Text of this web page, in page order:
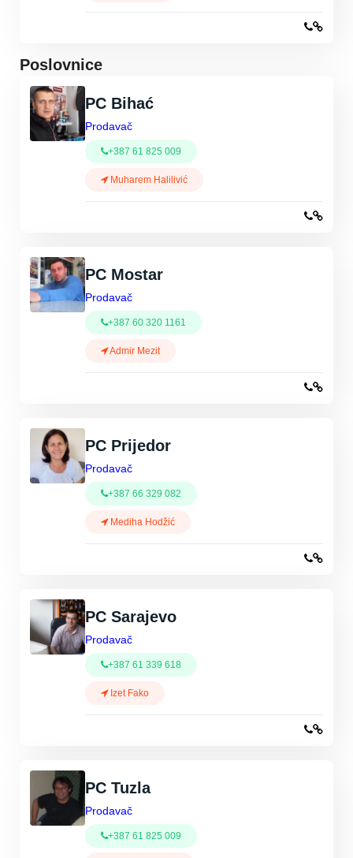
Poslovnice
PC Bihać
Prodavač
+387 61 825 009
Muharem Halilivić
PC Mostar
Prodavač
+387 60 320 1161
Admir Mezit
PC Prijedor
Prodavač
+387 66 329 082
Mediha Hodžić
PC Sarajevo
Prodavač
+387 61 339 618
Izet Fako
PC Tuzla
Prodavač
+387 61 825 009